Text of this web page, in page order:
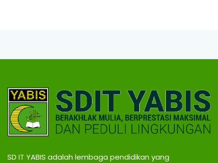
SD IT YABIS adalah lembaga pendidikan yang